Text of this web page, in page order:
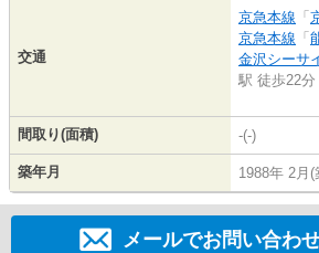
交通
京急本線 「
京急本線 「
金沢シーサ
駅 徒歩22分
間取り(面積) -(-)
築年月 1988年 2月(
メールでお問い合わ